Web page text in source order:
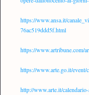
https://www.ansa.it/
76ac519ddd5f.html
https://www.artribune.com/
https://www.arte.go.it/event/
http://www.arte.it/